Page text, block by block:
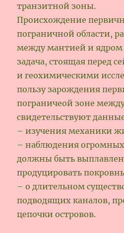
транзитной зоны.
Происхождение
пограничной области,
между мантией и ядром
задача, стоящая перед
и геохимическими
пользу зарождения
пограничеой зоне
свидетельствуют
– изучения механики
– наблюдения
должны быть
продуцировать
– о длительном
подводящих каналов,
цепочки островов.